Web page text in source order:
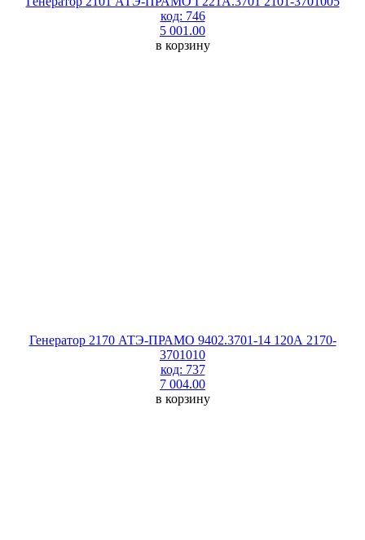
код: 746
5 001.00
в корзину
Генератор 2170 АТЭ-ПРАМО 9402.3701-14 120А 2170-
3701010
код: 737
7 004.00
в корзину